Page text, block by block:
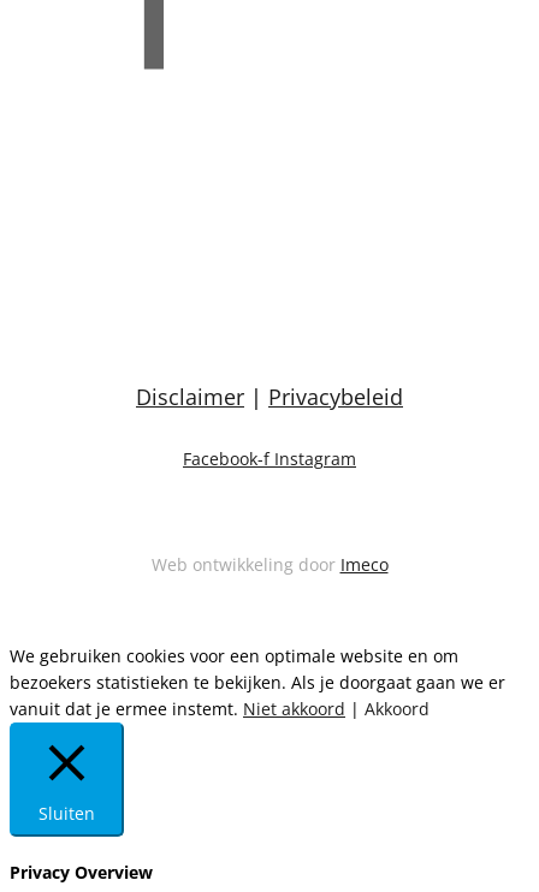
Disclaimer | Privacybeleid
Facebook-f Instagram
Web ontwikkeling door Imeco
We gebruiken cookies voor een optimale website en om
bezoekers statistieken te bekijken. Als je doorgaat gaan we er
vanuit dat je ermee instemt. Niet akkoord | Akkoord
Sluiten
Privacy Overview